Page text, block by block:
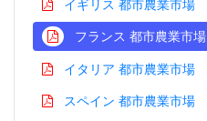
イギリス 都市農業市場
フランス 都市農業市場
イタリア 都市農業市場
スペイン 都市農業市場